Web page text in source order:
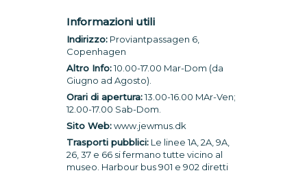
Informazioni utili
Indirizzo:Proviantpassagen 6,
Copenhagen
Altro Info:10.00-17.00 Mar-Dom (da
Giugno ad Agosto).
Orari di apertura:13.00-16.00 MAr-Ven;
12.00-17.00 Sab-Dom.
Sito Web: www.jewmus.dk
Trasporti pubblici:Le linee 1A, 2A, 9A,
26, 37 e 66 si fermano tutte vicino al
museo. Harbour bus 901 e 902 diretti